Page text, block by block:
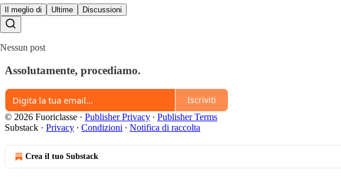
Il meglio di Ultime Discussioni
Nessun post
Assolutamente, procediamo.
Iscriviti
© 2026 Fuoriclasse · Publisher Privacy ∙ Publisher Terms
Substack · Privacy ∙ Condizioni ∙ Notifica di raccolta
Crea il tuo Substack